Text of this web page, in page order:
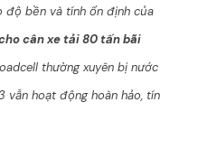
độ bền và tính ổn định của
cân xe tải 80 tấn bãi
thường xuyên bị nước
vẫn hoạt động hoàn hảo, tín